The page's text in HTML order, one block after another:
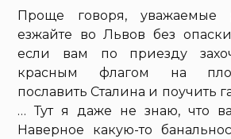
Проще говоря, уважаемые
езжайте во Львов без
если вам по приезду
красным флагом на
пославить Сталина и поучить
… Тут я даже не знаю, что
Наверное какую-то